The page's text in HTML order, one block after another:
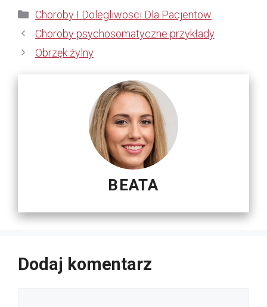
Kategorie
Choroby I Dolegliwosci Dla Pacjentow
Choroby psychosomatyczne przykłady
Obrzęk żylny
BEATA
Dodaj komentarz